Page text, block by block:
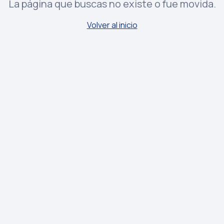
La página que buscas no existe o fue movida.
Volver al inicio